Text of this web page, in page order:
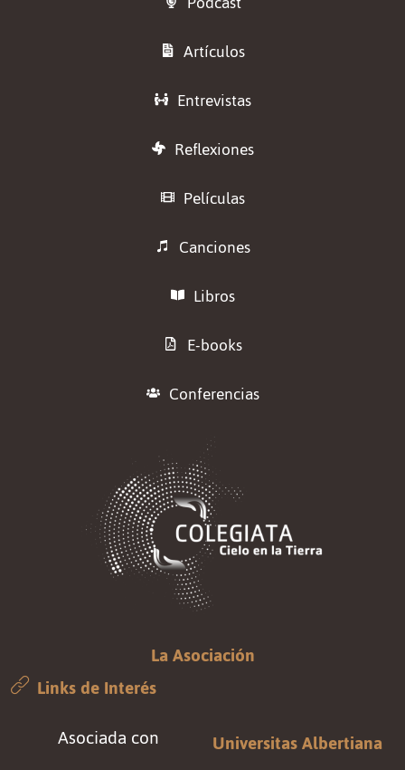
Artículos
Entrevistas
Reflexiones
Películas
Canciones
Libros
E-books
Conferencias
La Asociación
Links de Interés
Asociada con
Universitas Albertiana